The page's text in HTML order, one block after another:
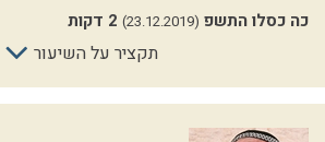
כה כסלו התשפ (23.12.2019) 2 דקות
תקציר על השיעור